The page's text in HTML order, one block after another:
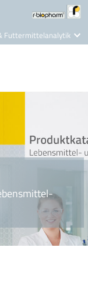
Futtermittelanalytik